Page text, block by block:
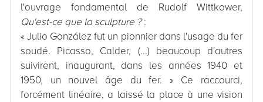
l'ouvrage fondamental de Rudolf Wittkower,
Qu'est-ce que la sculpture ?:
« Julio González fut un pionnier dans l'usage du fer
soudé. Picasso, Calder, (...) beaucoup d'autres
suivirent, inaugurant, dans les années 1940 et
1950, un nouvel âge du fer. » Ce raccourci,
forcément linéaire, a laissé la place à une vision